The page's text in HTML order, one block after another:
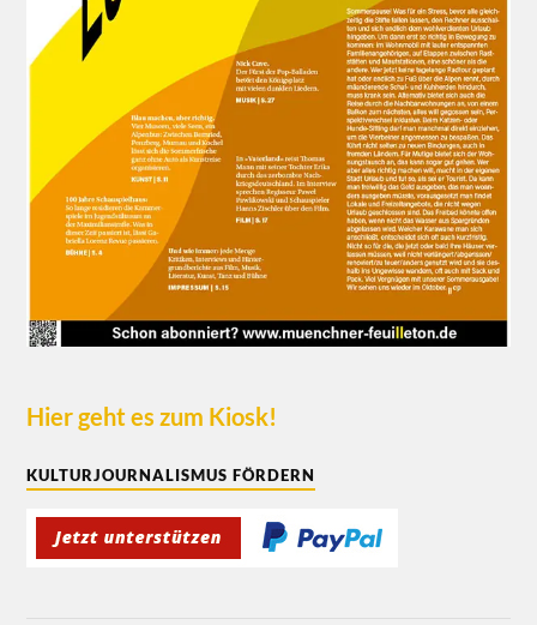
Hier geht es zum Kiosk!
KULTURJOURNALISMUS FÖRDERN